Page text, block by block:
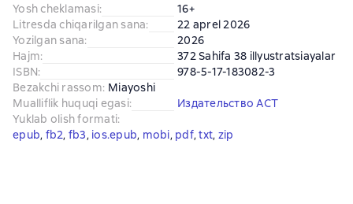
Yosh cheklamasi:
16+
Litresda chiqarilgan sana:
22 aprel 2026
Yozilgan sana:
2026
Hajm:
372 Sahifa 38 illyustratsiayalar
ISBN:
978-5-17-183082-3
Bezakchi rassom: Miayoshi
Mualliflik huquqi egasi:
Издательство АСТ
Yuklab olish formati:
epub, fb2, fb3, ios.epub, mobi, pdf, txt, zip